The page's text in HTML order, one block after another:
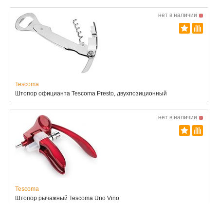
нет в наличии
Tescoma
Штопор официанта Tescoma Presto, двухпозиционный
нет в наличии
Tescoma
Штопор рычажный Tescoma Uno Vino